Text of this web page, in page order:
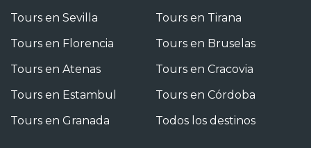
Tours en Sevilla
Tours en Florencia
Tours en Atenas
Tours en Estambul
Tours en Granada
Tours en Tirana
Tours en Bruselas
Tours en Cracovia
Tours en Córdoba
Todos los destinos